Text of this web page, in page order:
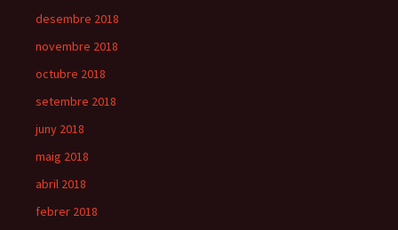
desembre 2018
novembre 2018
octubre 2018
setembre 2018
juny 2018
maig 2018
abril 2018
febrer 2018